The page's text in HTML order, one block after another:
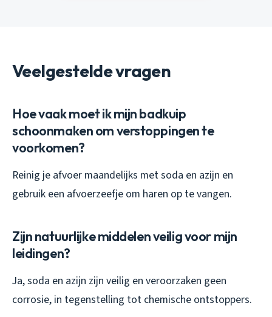
Veelgestelde vragen
Hoe vaak moet ik mijn badkuip
schoonmaken om verstoppingen te
voorkomen?
Reinig je afvoer maandelijks met soda en azijn en
gebruik een afvoerzeefje om haren op te vangen.
Zijn natuurlijke middelen veilig voor mijn
leidingen?
Ja, soda en azijn zijn veilig en veroorzaken geen
corrosie, in tegenstelling tot chemische ontstoppers.